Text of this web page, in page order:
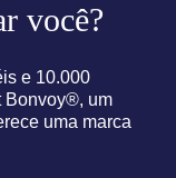
você?​
e 10.000
Bonvoy®, um
uma marca